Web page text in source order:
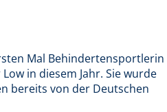
Mal Behindertensportlerin
in diesem Jahr. Sie wurde
bereits von der Deutschen